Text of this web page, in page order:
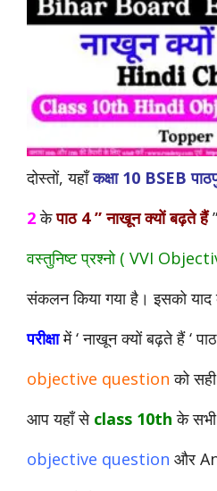
दोस्तों, यहाँकक्षा 10 BSEB
2केपाठ 4 ” नाखून क्यों बढ़ते हैं
वस्तुनिष्ट प्रश्नो ( VVI
संकलन किया गया है। इसको
परीक्षामें ‘ नाखून क्यों बढ़ते हैं ‘
objective question को
आप यहाँ से class 10th के सभी
objective question और